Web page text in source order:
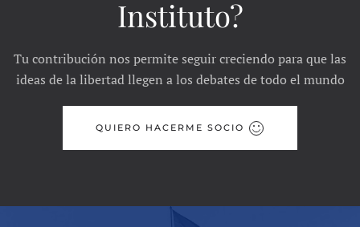
Instituto?
Tu contribución nos permite seguir creciendo para que las
ideas de la libertad llegen a los debates de todo el mundo
QUIERO HACERME SOCIO